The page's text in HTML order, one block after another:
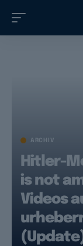
ARCHIV
Hitler-
is not
Videos